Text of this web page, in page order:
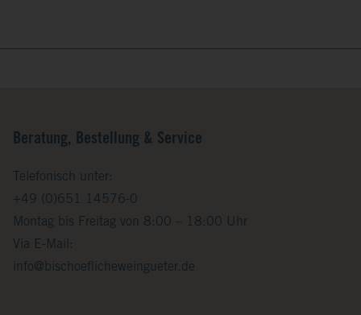
Beratung, Bestellung & Service
Telefonisch unter:
+49 (0)651 14576-0
Montag bis Freitag von 8:00 – 18:00 Uhr
Via E-Mail:
info@bischoeflicheweingueter.de